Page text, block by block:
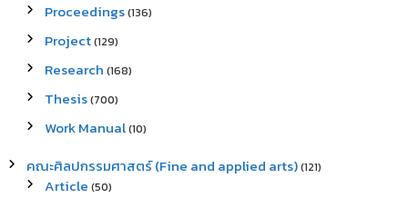
Proceedings(136)
Project(129)
Research (168)
Thesis(700)
Work Manual(10)
คณะศิลปกรรมศาสตร์ (Fine and applied arts)(121)
Article (50)